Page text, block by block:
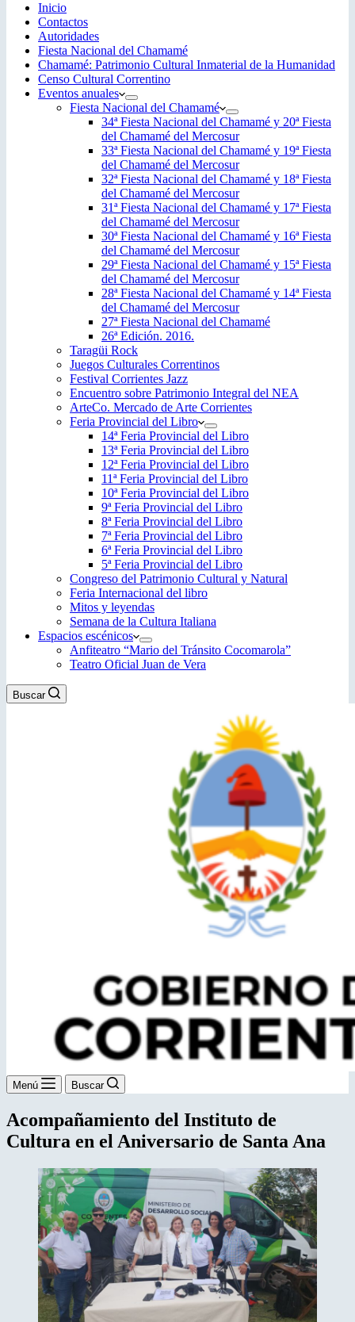
Inicio
Contactos
Autoridades
Fiesta Nacional del Chamamé
Chamamé: Patrimonio Cultural Inmaterial de la Humanidad
Censo Cultural Correntino
Eventos anuales
Fiesta Nacional del Chamamé
34ª Fiesta Nacional del Chamamé y 20ª Fiesta
del Chamamé del Mercosur
33ª Fiesta Nacional del Chamamé y 19ª Fiesta
del Chamamé del Mercosur
32ª Fiesta Nacional del Chamamé y 18ª Fiesta
del Chamamé del Mercosur
31ª Fiesta Nacional del Chamamé y 17ª Fiesta
del Chamamé del Mercosur
30ª Fiesta Nacional del Chamamé y 16ª Fiesta
del Chamamé del Mercosur
29ª Fiesta Nacional del Chamamé y 15ª Fiesta
del Chamamé del Mercosur
28ª Fiesta Nacional del Chamamé y 14ª Fiesta
del Chamamé del Mercosur
27ª Fiesta Nacional del Chamamé
26ª Edición. 2016.
Taragüi Rock
Juegos Culturales Correntinos
Festival Corrientes Jazz
Encuentro sobre Patrimonio Integral del NEA
ArteCo. Mercado de Arte Corrientes
Feria Provincial del Libro
14ª Feria Provincial del Libro
13ª Feria Provincial del Libro
12ª Feria Provincial del Libro
11ª Feria Provincial del Libro
10ª Feria Provincial del Libro
9ª Feria Provincial del Libro
8ª Feria Provincial del Libro
7ª Feria Provincial del Libro
6ª Feria Provincial del Libro
5ª Feria Provincial del Libro
Congreso del Patrimonio Cultural y Natural
Feria Internacional del libro
Mitos y leyendas
Semana de la Cultura Italiana
Espacios escénicos
Anfiteatro “Mario del Tránsito Cocomarola”
Teatro Oficial Juan de Vera
Buscar
Menú Buscar
Acompañamiento del Instituto de
Cultura en el Aniversario de Santa Ana